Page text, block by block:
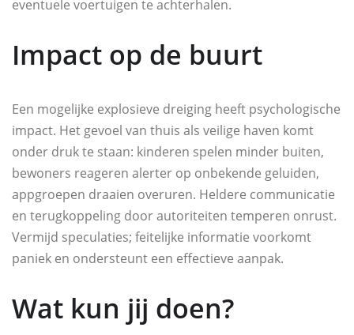
eventuele voertuigen te achterhalen.
Impact op de buurt
Een mogelijke explosieve dreiging heeft psychologische
impact. Het gevoel van thuis als veilige haven komt
onder druk te staan: kinderen spelen minder buiten,
bewoners reageren alerter op onbekende geluiden,
appgroepen draaien overuren. Heldere communicatie
en terugkoppeling door autoriteiten temperen onrust.
Vermijd speculaties; feitelijke informatie voorkomt
paniek en ondersteunt een effectieve aanpak.
Wat kun jij doen?